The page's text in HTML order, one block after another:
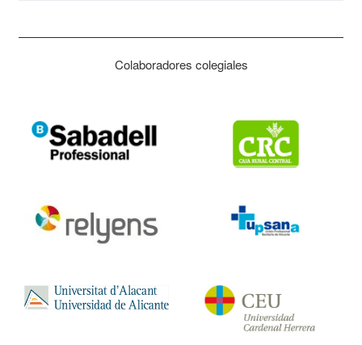
Colaboradores colegiales